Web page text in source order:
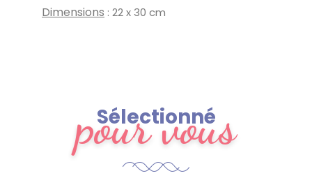
Dimensions : 22 x 30 cm
Sélectionné
pour vous